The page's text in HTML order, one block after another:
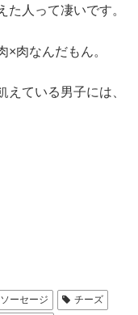
人って凄いです。
×肉なんだもん。
えている男子には、
ソーセージ チーズ